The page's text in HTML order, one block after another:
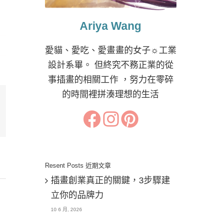
Ariya Wang
愛貓、愛吃、愛畫畫的女子☼工業
設計系畢。 但終究不務正業的從
事插畫的相關工作 ，努力在零碎
的時間裡拼湊理想的生活
Resent Posts 近期文章
插畫創業真正的關鍵，3步驟建
立你的品牌力
10 6 月, 2026